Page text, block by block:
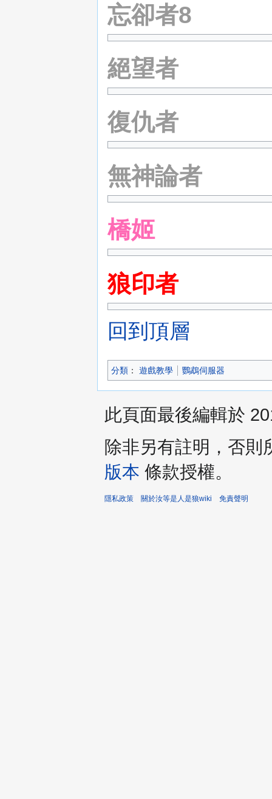
忘卻者8
絕望者
復仇者
無神論者
橋姬
狼印者
回到頂層
分類 ：​ 遊戲教學 鸚鵡伺服器
此頁面最後編輯於
除非另有註明，否
版本 條款授權。
隱私政策 關於汝等是人是狼wiki 免責聲明